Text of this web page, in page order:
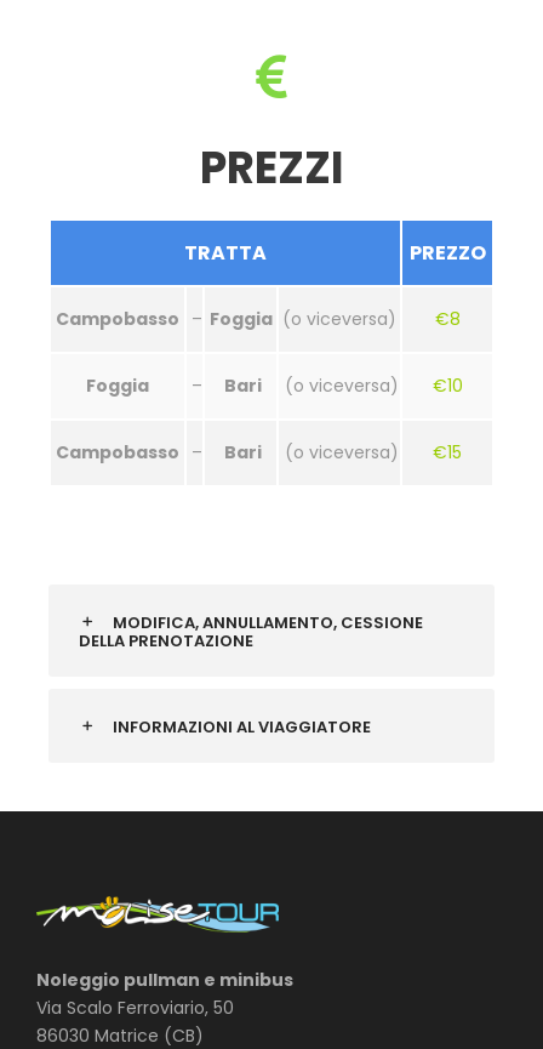
PREZZI
TRATTA PREZZO
Campobasso – Foggia (o viceversa) €8
Foggia – Bari (o viceversa) €10
Campobasso – Bari (o viceversa) €15
MODIFICA, ANNULLAMENTO, CESSIONE
DELLA PRENOTAZIONE
INFORMAZIONI AL VIAGGIATORE
Noleggio pullman e minibus
Via Scalo Ferroviario, 50
86030 Matrice (CB)